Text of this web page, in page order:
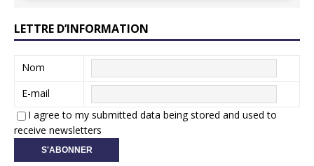
LETTRE D’INFORMATION
Nom
E-mail
I agree to my submitted data being stored and used to
receive newsletters